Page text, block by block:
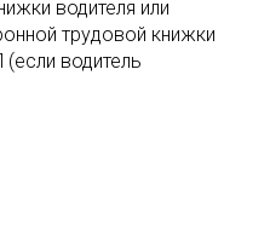
водителя или
трудовой книжки
водитель